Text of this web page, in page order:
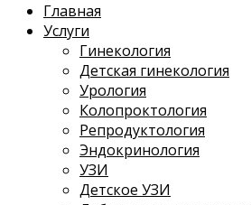
Главная
Услуги
Гинекология
Детская гинекология
Урология
Колопроктология
Репродуктология
Эндокринология
УЗИ
Детское УЗИ